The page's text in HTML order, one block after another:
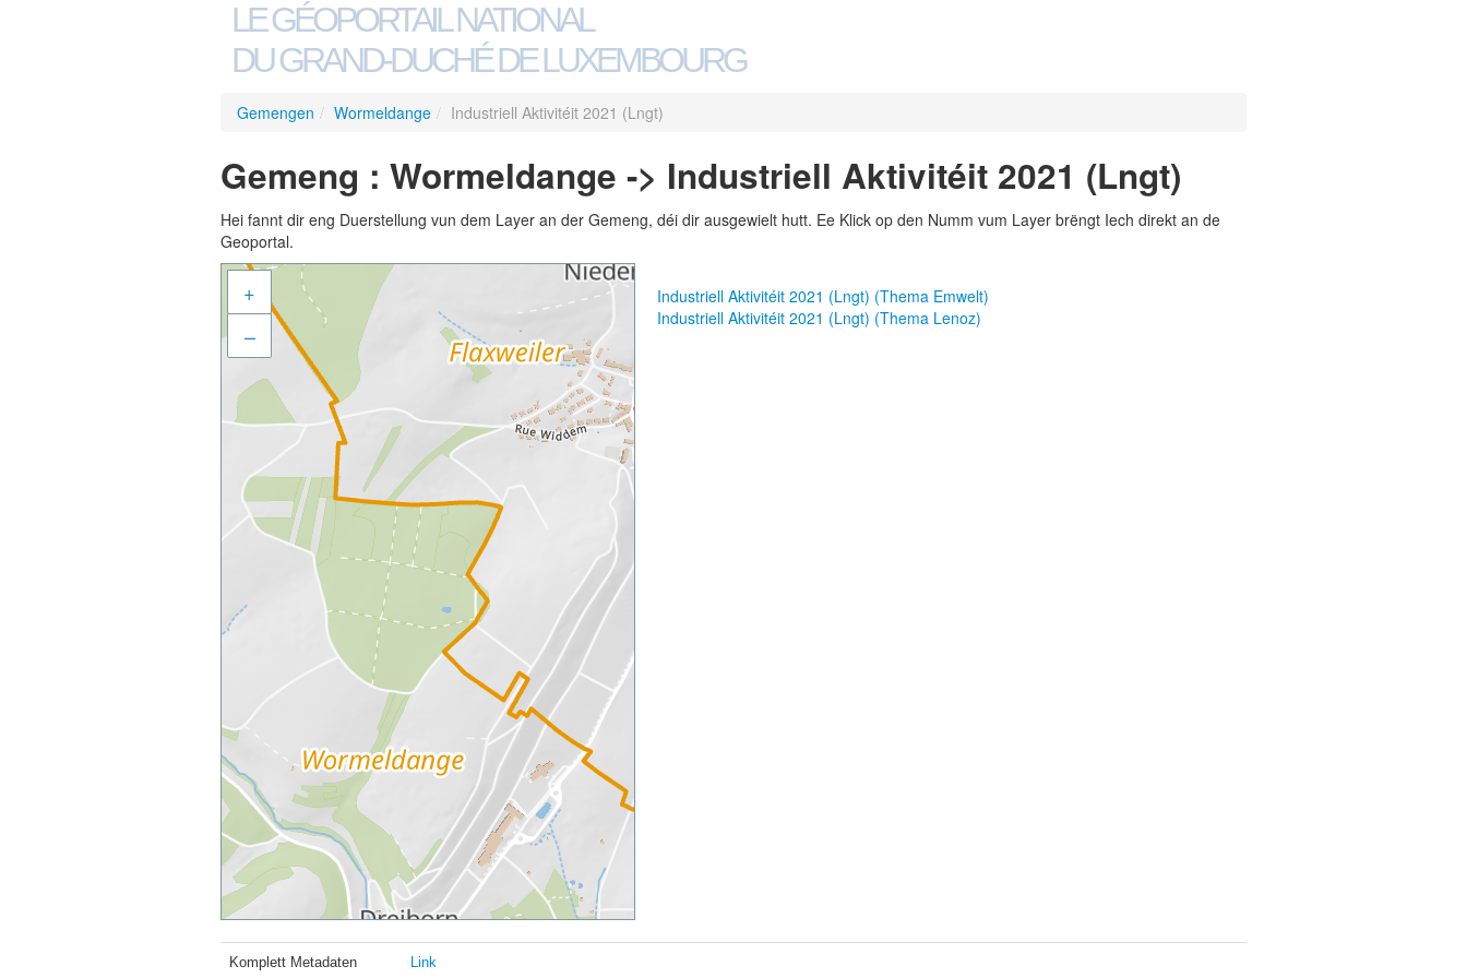
LE GÉOPORTAIL NATIONAL
DU GRAND-DUCHÉ DE LUXEMBOURG
Gemengen / Wormeldange / Industriell Aktivitéit 2021 (Lngt)
Gemeng : Wormeldange -> Industriell Aktivitéit 2021 (Lngt)
Hei fannt dir eng Duerstellung vun dem Layer an der Gemeng, déi dir ausgewielt hutt. Ee Klick op den Numm vum Layer brëngt Iech direkt an de
Geoportal.
+
–
Industriell Aktivitéit 2021 (Lngt) (Thema Emwelt)
Industriell Aktivitéit 2021 (Lngt) (Thema Lenoz)
Komplett Metadaten Link